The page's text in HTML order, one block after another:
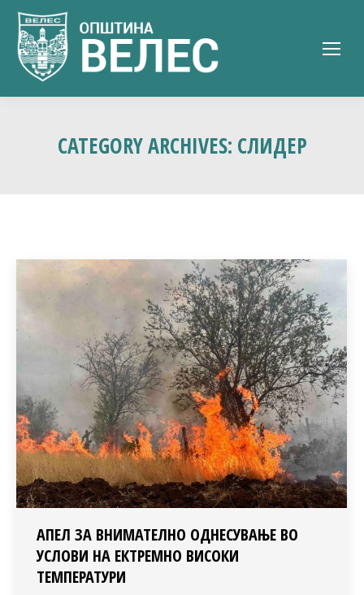
CATEGORY ARCHIVES: СЛИДЕР
АПЕЛ ЗА ВНИМАТЕЛНО ОДНЕСУВАЊЕ ВО
УСЛОВИ НА ЕКТРЕМНО ВИСОКИ
ТЕМПЕРАТУРИ